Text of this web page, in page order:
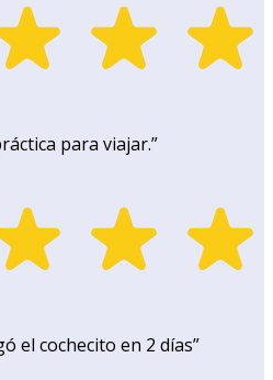
para viajar.”
el cochecito en 2 días”